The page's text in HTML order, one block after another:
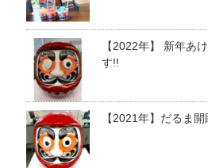
【2022年】 新年あ
す!!
【2021年】だるま